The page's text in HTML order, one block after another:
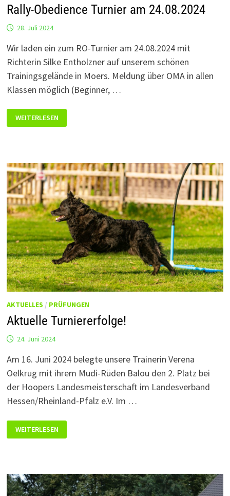
Rally-Obedience Turnier am 24.08.2024
28. Juli 2024
Wir laden ein zum RO-Turnier am 24.08.2024 mit
Richterin Silke Entholzner auf unserem schönen
Trainingsgelände in Moers. Meldung über OMA in allen
Klassen möglich (Beginner, …
RALLY-
OBEDIENCE
TURNIER
WEITERLESEN
AKTUELLES / PRÜFUNGEN
Aktuelle Turniererfolge!
24. Juni 2024
Am 16. Juni 2024 belegte unsere Trainerin Verena
Oelkrug mit ihrem Mudi-Rüden Balou den 2. Platz bei
der Hoopers Landesmeisterschaft im Landesverband
Hessen/Rheinland-Pfalz e.V. Im …
TURNIERERFOLGE!
WEITERLESEN